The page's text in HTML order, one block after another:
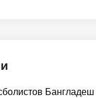
Бангладеш